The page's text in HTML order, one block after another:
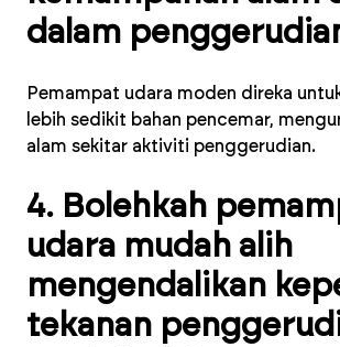
dalam
Pemampat udara moden direka
lebih sedikit bahan pencemar,
alam sekitar aktiviti penggerudian.
4. Bolehkah
udara mudah alih
mengendalikan
tekanan